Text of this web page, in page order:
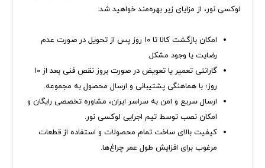
لوکسی نور، از مزایای زیر بهره‌مند خواهید شد:
امکان بازگشت کالا تا ۱۰ روز پس از تحویل در صورت عدم
رضایت یا وجود مشکل.
گارانتی تعمیر یا تعویض در صورت بروز نقص فنی بعد از ۱۰
روز؛ با هماهنگی پشتیبانی و ارسال محصول به مجموعه.
ارسال سریع و امن به سراسر ایران، مشاوره تخصصی رایگان و
امکان نصب توسط تیم اجرایی لوکسی نور.
کیفیت بالای ساخت تمام محصولات و استفاده از قطعات
مرغوب برای افزایش طول عمر چراغ‌ها.